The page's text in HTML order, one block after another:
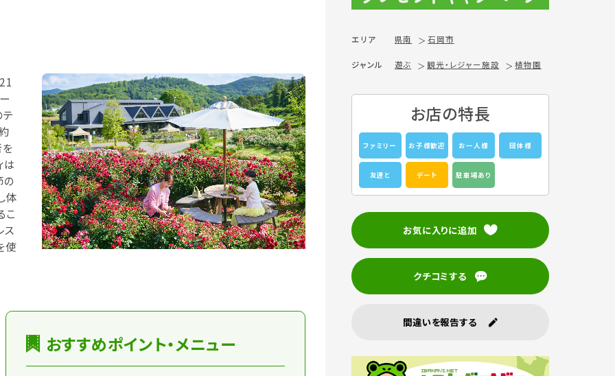
テ
は
の
体
こ
ス
使
おすすめポイント・メニュー
エリア 県南 石岡市
ジャンル 遊ぶ 観光・レジャー施設 植物園
お店の特長
ファミリー お子様歓迎 お一人様 団体様
友達と デート 駐車場あり
お気に入りに追加
クチコミする
間違いを報告する